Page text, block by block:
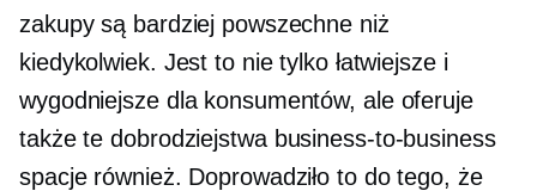
zakupy są bardziej powszechne niż
kiedykolwiek. Jest to nie tylko łatwiejsze i
wygodniejsze dla konsumentów, ale oferuje
także te dobrodziejstwa business-to-business
spacje również. Doprowadziło to do tego, że